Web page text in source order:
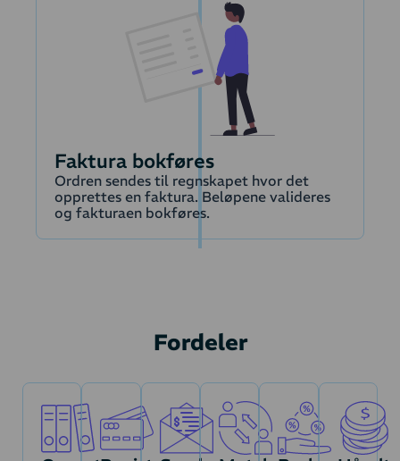
Faktura bokføres
Ordren sendes til regnskapet hvor det
opprettes en faktura. Beløpene valideres
og fakturaen bokføres.
Fordeler